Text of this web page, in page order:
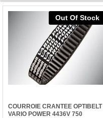
Out Of Stock
COURROIE CRANTEE OPTIBELT
VARIO POWER 4436V 750